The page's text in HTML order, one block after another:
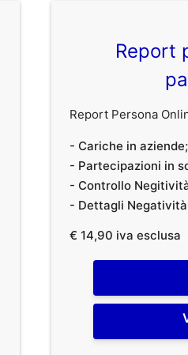
Report
Report Persona
- Cariche in aziende;
- Partecipazioni in
- Controllo
- Dettagli
€ 14,90 iva esclusa